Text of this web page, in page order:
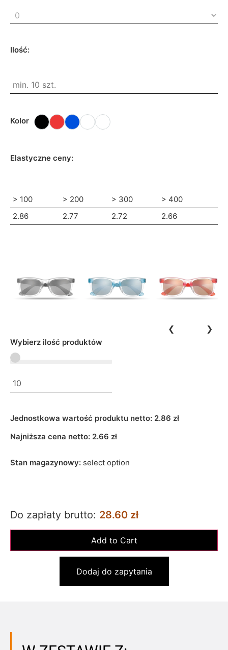
Ilość:
Kolor
Elastyczne ceny:
> 100 > 200 > 300
> 400
2.86
2.77 2.72 2.66
❮ ❯
Wybierz ilość produktów
Jednostkowa wartość produktu netto: 2.86 zł
Najniższa cena netto: 2.66 zł
Stan magazynowy: select option
Do zapłaty brutto: 28.60 zł
Dodaj do zapytania